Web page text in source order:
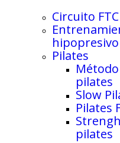
Circuito FTC
hipopresivo
Pilates
Método
pilates
Slow
Pilates
pilates